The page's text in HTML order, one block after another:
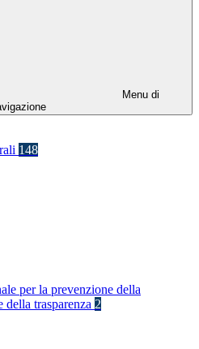
Menu di
148
per la prevenzione della
della trasparenza 2